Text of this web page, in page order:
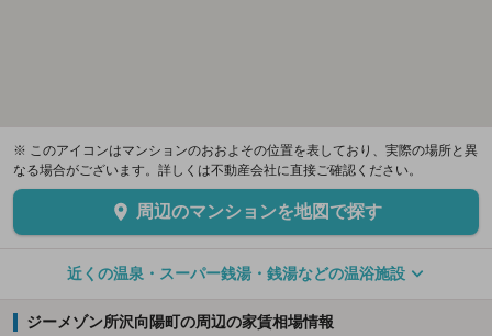
※ このアイコンはマンションのおおよその位置を表しており、実際の場所と異
なる場合がございます。詳しくは不動産会社に直接ご確認ください。
周辺のマンションを地図で探す
近くの温泉・スーパー銭湯・銭湯などの温浴施設
ジーメゾン所沢向陽町の周辺の家賃相場情報